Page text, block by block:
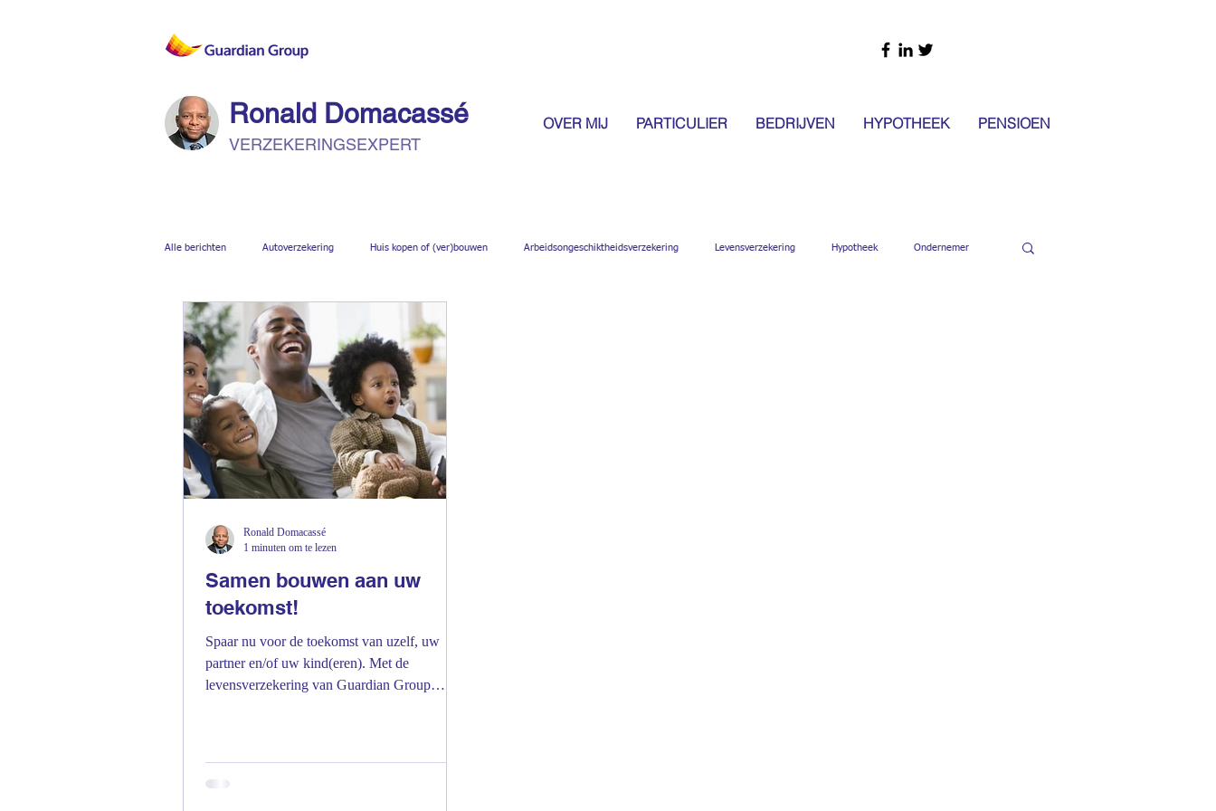
Ronald Domacassé
VERZEKERINGSEXPERT
OVER MIJ PARTICULIER BEDRIJVEN HYPOTHEEK PENSIOEN
Alle berichten Autoverzekering Huis kopen of (ver)bouwen Arbeidsongeschiktheidsverzekering Levensverzekering Hypotheek Ondernemer
Reisverzekering Pensioen
Ongevallenverzekering Constructieverzekering voor bouwwer
Aansprakelijkheid
Samen bouwen aan uw
toekomst!
Spaar nu voor de toekomst van uzelf, uw
partner en/of uw kind(eren). Met de
levensverzekering van Guardian Group
Ronald Domacassé
1 minuten om te lezen